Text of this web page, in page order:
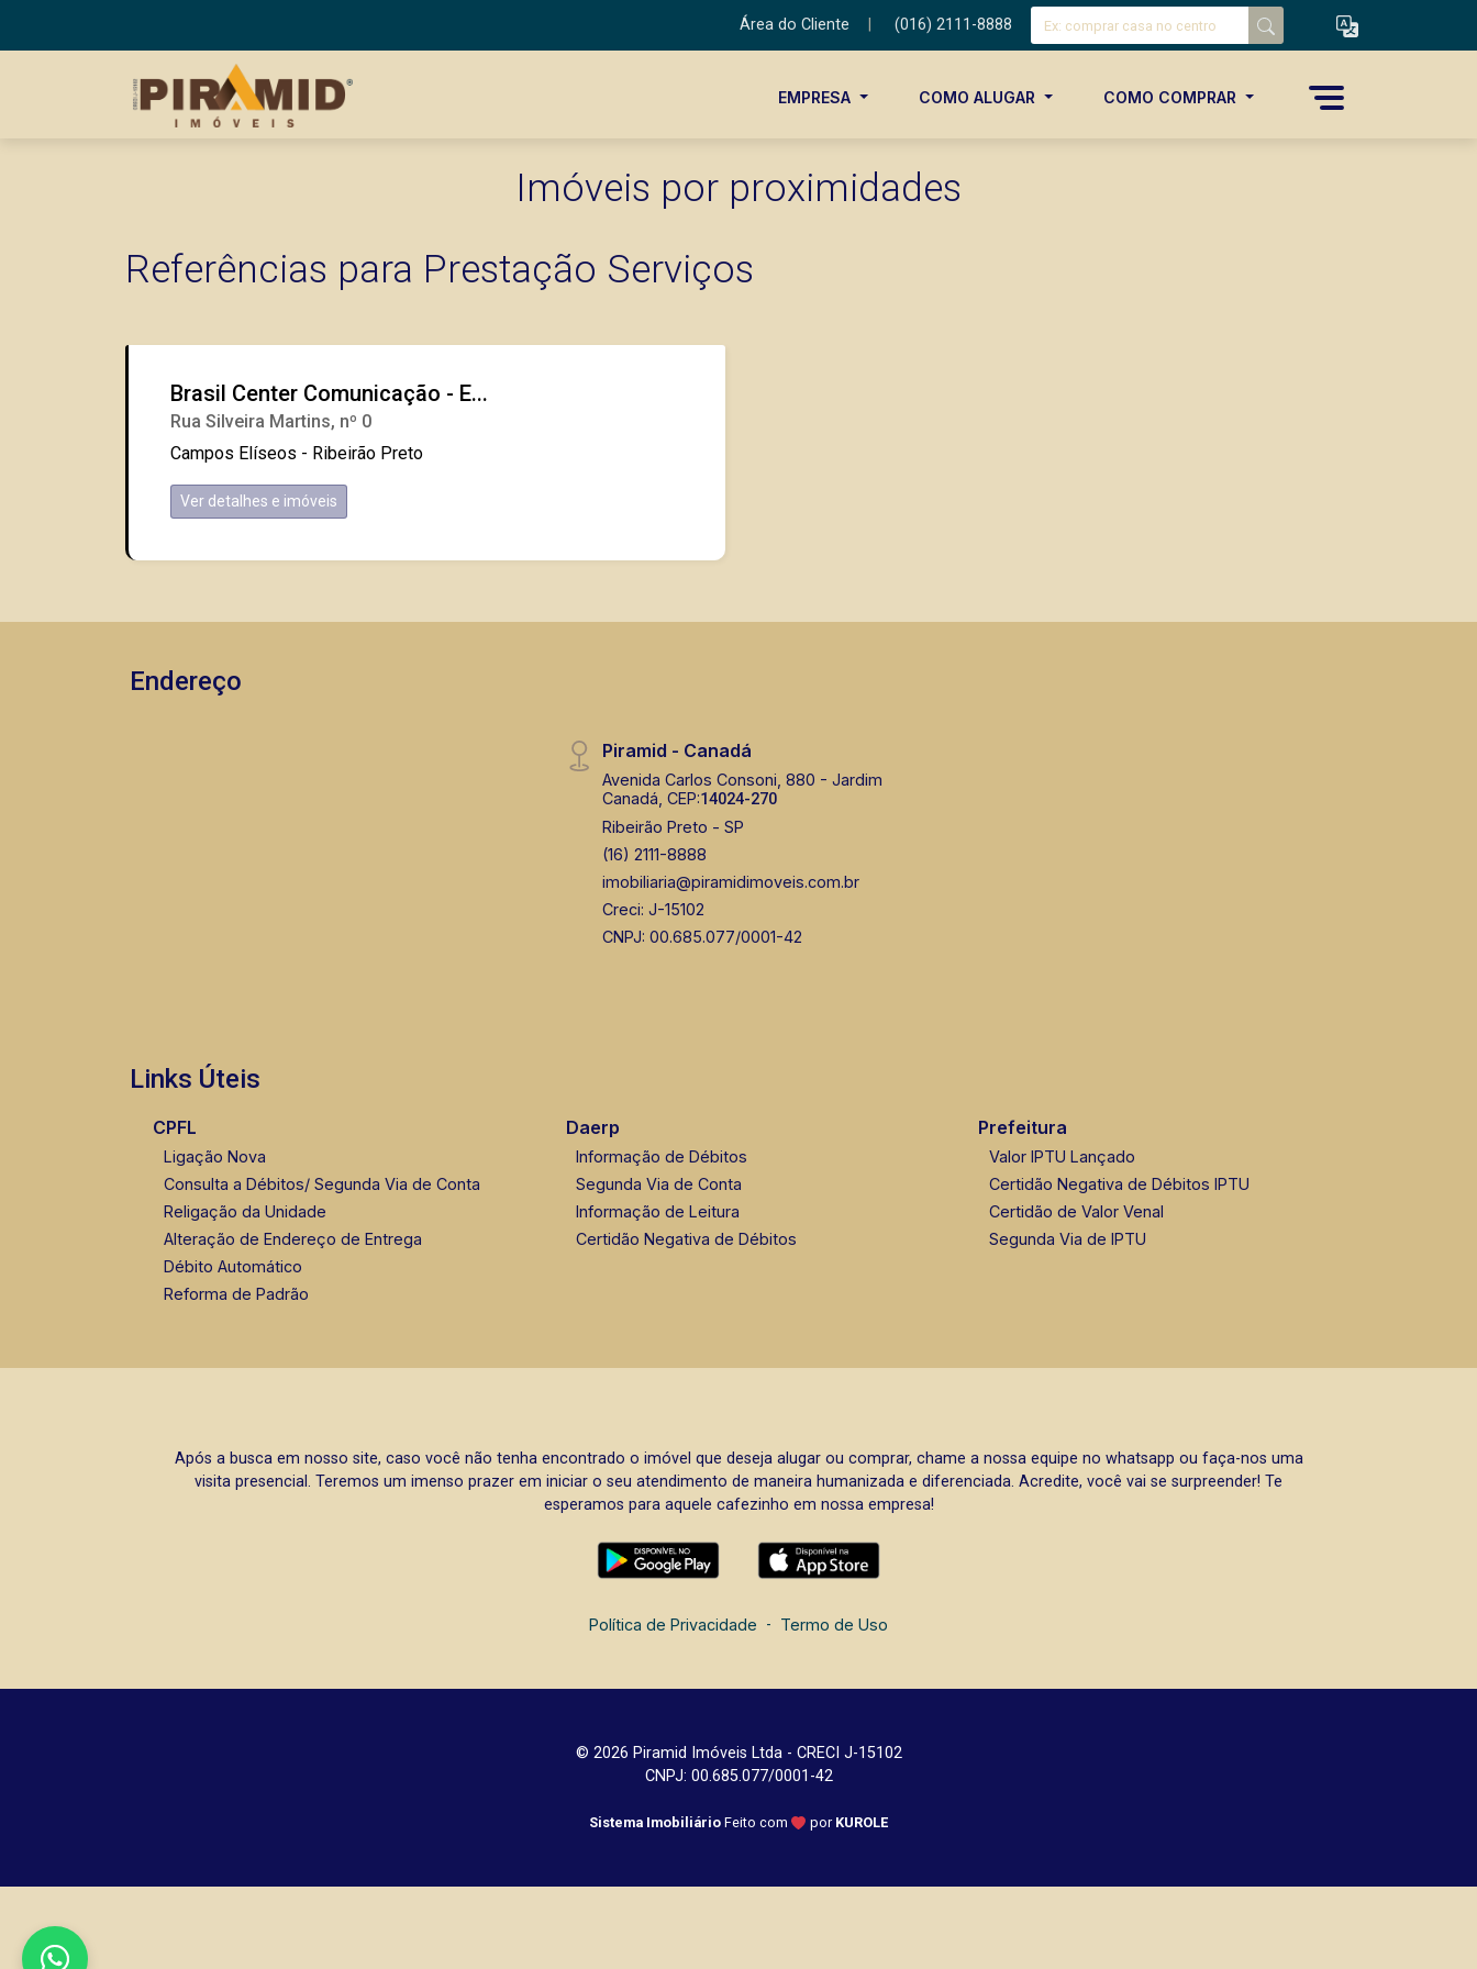
Área do Cliente (016) 2111-8888
EMPRESA COMO ALUGAR COMO COMPRAR
Imóveis por proximidades
Referências para Prestação Serviços
Brasil Center Comunicação - E...
Rua Silveira Martins, nº 0
Campos Elíseos - Ribeirão Preto
Ver detalhes e imóveis
Endereço
Piramid - Canadá
Avenida Carlos Consoni, 880 - Jardim
Canadá, CEP:14024-270
Ribeirão Preto - SP
(16) 2111-8888
imobiliaria@piramidimoveis.com.br
Creci: J-15102
CNPJ: 00.685.077/0001-42
Links Úteis
CPFL
Ligação Nova
Consulta a Débitos/ Segunda Via de Conta
Religação da Unidade
Alteração de Endereço de Entrega
Débito Automático
Reforma de Padrão
Daerp
Informação de Débitos
Segunda Via de Conta
Informação de Leitura
Certidão Negativa de Débitos
Prefeitura
Valor IPTU Lançado
Certidão Negativa de Débitos IPTU
Certidão de Valor Venal
Segunda Via de IPTU
Após a busca em nosso site, caso você não tenha encontrado o imóvel que deseja alugar ou comprar, chame a nossa equipe no whatsapp ou faça-nos uma
visita presencial. Teremos um imenso prazer em iniciar o seu atendimento de maneira humanizada e diferenciada. Acredite, você vai se surpreender! Te
esperamos para aquele cafezinho em nossa empresa!
Política de Privacidade - Termo de Uso
© 2026 Piramid Imóveis Ltda - CRECI J-15102
CNPJ: 00.685.077/0001-42
Sistema Imobiliário Feito com por KUROLE